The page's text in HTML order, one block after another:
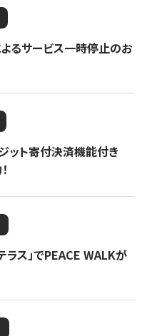
よるサービス一時停止のお
ット寄付決済機能付き
ラス」でPEACE WALKが